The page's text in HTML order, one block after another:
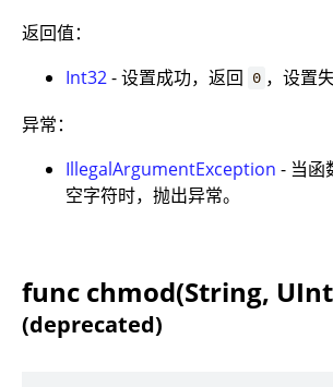
返回值：
Int32- 设置成功，返回 0 ，设置
异常：
IllegalArgumentException - 当函
空字符时，抛出异常。
func chmod(String,
(deprecated)